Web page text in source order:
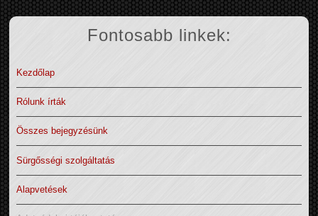
Fontosabb linkek:
Kezdőlap
Rólunk írták
Összes bejegyzésünk
Sürgősségi szolgáltatás
Alapvetések